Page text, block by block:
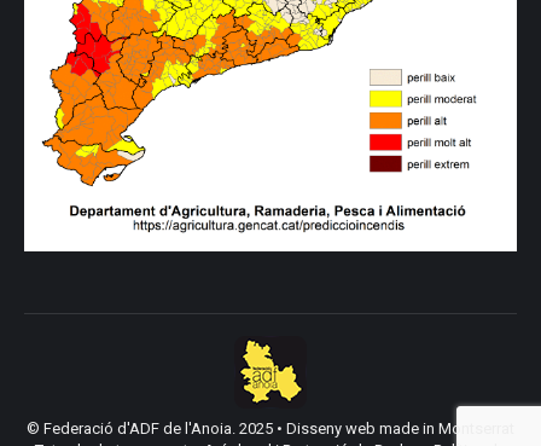
© Federació d'ADF de l'Anoia. 2025 • Disseny web made in Montserrat